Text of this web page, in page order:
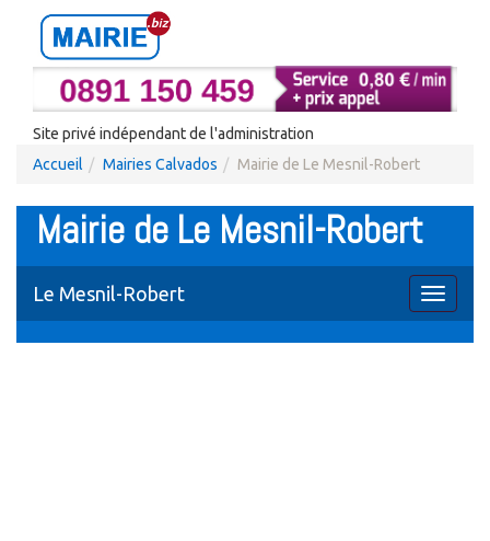
Site privé indépendant de l'administration
Accueil
Mairies Calvados Mairie de Le Mesnil-Robert
Mairie de Le Mesnil-Robert
Toggle
Le Mesnil-Robert